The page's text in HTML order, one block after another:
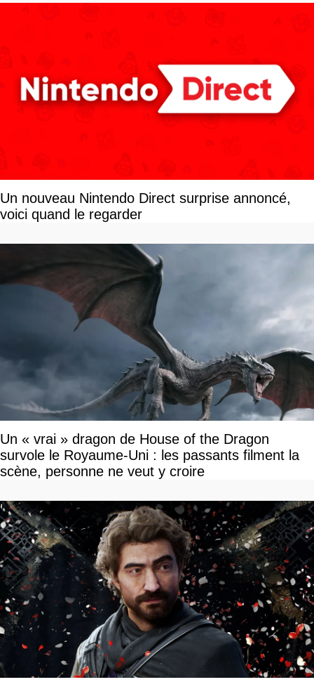
Un nouveau Nintendo Direct surprise annoncé,
voici quand le regarder
Un « vrai » dragon de House of the Dragon
survole le Royaume-Uni : les passants filment la
scène, personne ne veut y croire